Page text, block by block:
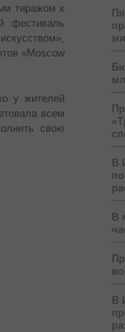
тиражом к
фестиваль
«Moscow
у жителей
всем
свою
В
В
В